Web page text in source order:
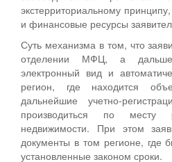
экстерриториальному
и финансовые ресурсы
Суть механизма в том, что
отделении МФЦ, а
электронный вид и
регион, где находится
дальнейшие учетно-
производиться по месту
недвижимости. При этом
документы в том регионе, где
установленные законом сроки.